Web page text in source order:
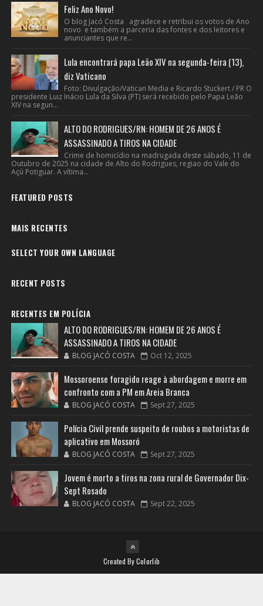
Feliz Ano Novo!
O blog Jacó Costa agradece e retribui os votos de Ano
novo e também a parceria das fontes e dos leitores e
anunciantes que re...
Lula encontrará papa Leão XIV na segunda-feira (13),
diz Vaticano
Foto: Divulgação/Vatican Media e Ricardo Stuckert / PR O
presidente Luiz Inácio Lula da Silva (PT) será recebido pelo Papa Leão
XIV na segun...
ALTO DO RODRIGUES/RN: HOMEM DE 26 ANOS É
ASSASSINADO A TIROS NA CIDADE
Crime de homicídio na madrugada deste sábado, 11 de
Outubro de 2025 na cidade de Alto do Rodrigues, regiao do Vale do
Açú Potiguar. A vítima...
FEATURED POSTS
MAIS RECENTES
SELECT YOUR OWN LANGUAGE
RECENT POSTS
RECENTES EM POLÍCIA
ALTO DO RODRIGUES/RN: HOMEM DE 26 ANOS É
ASSASSINADO A TIROS NA CIDADE
BLOG JACÓ COSTA Oct 12, 2025
Mossoroense foragido reage à abordagem e morre em
confronto com a PM em Areia Branca
BLOG JACÓ COSTA Sept 27, 2025
Polícia Civil prende suspeito de roubos a motoristas de
aplicativo em Mossoró
BLOG JACÓ COSTA Sept 27, 2025
Jovem é morto a tiros na zona rural de Governador Dix-
Sept Rosado
BLOG JACÓ COSTA Sept 22, 2025
Created ByColorlib